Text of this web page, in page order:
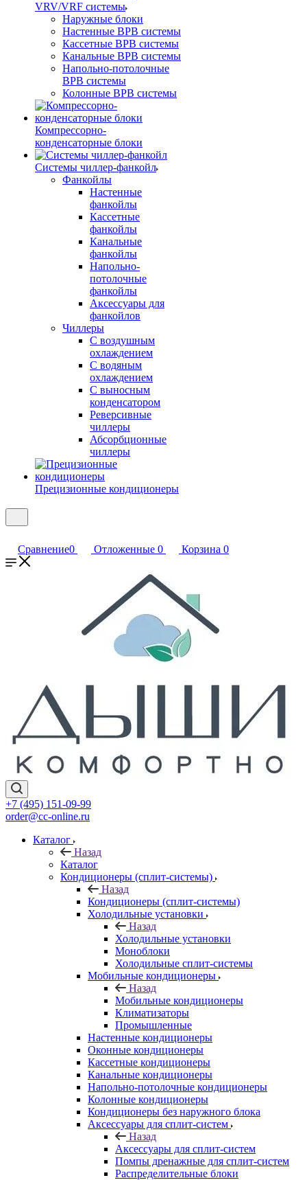
VRV/VRF системы
Наружные блоки
Настенные ВРВ системы
Кассетные ВРВ системы
Канальные ВРВ системы
Напольно-потолочные
ВРВ системы
Колонные ВРВ системы
Компрессорно-
конденсаторные блоки
Системы чиллер-фанкойл
Фанкойлы
Настенные
фанкойлы
Кассетные
фанкойлы
Канальные
фанкойлы
Напольно-
потолочные
фанкойлы
Аксессуары для
фанкойлов
Чиллеры
С воздушным
охлаждением
С водяным
охлаждением
С выносным
конденсатором
Реверсивные
чиллеры
Абсорбционные
чиллеры
Прецизионные кондиционеры
Сравнение0 Отложенные 0 Корзина 0
+7 (495) 151-09-99
order@cc-online.ru
Каталог
Назад
Каталог
Кондиционеры (сплит-системы)
Назад
Кондиционеры (сплит-системы)
Холодильные установки
Назад
Холодильные установки
Моноблоки
Холодильные сплит-системы
Мобильные кондиционеры
Назад
Мобильные кондиционеры
Климатизаторы
Промышленные
Настенные кондиционеры
Оконные кондиционеры
Кассетные кондиционеры
Канальные кондиционеры
Напольно-потолочные кондиционеры
Колонные кондиционеры
Кондиционеры без наружного блока
Аксессуары для сплит-систем
Назад
Аксессуары для сплит-систем
Помпы дренажные для сплит-систем
Распределительные блоки